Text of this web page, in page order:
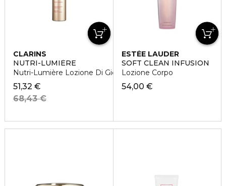
CLARINS
NUTRI-LUMIÈRE
Nutri-Lumière Lozione Di Giovinezza Rinnovatrice
51,32 €
68,43 €
ESTÉE LAUDER
SOFT CLEAN INFUSION
Lozione Corpo
54,00 €